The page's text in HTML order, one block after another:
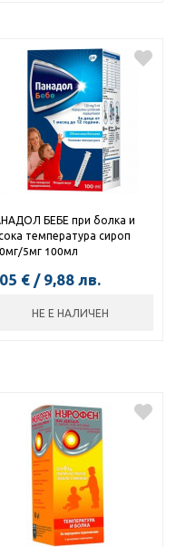
БЕБЕ при болка и
температура сироп
5мг 100мл
€ / 9,88 лв.
НЕ Е НАЛИЧЕН